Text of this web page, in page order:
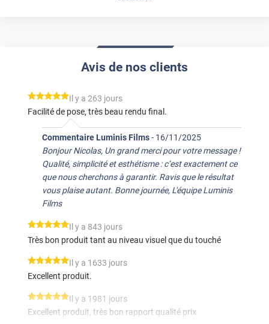
Avis de nos clients
*****
Il y a 263 jours
Facilité de pose, très beau rendu final.
Commentaire Luminis Films- 16/11/2025
Bonjour Nicolas, Un grand merci pour votre message !
Qualité, simplicité et esthétisme : c’est exactement ce
que nous cherchons à garantir. Ravis que le résultat
vous plaise autant. Bonne journée, L'équipe Luminis
Films
*****
Il y a 843 jours
Très bon produit tant au niveau visuel que du touché
*****
Il y a 1633 jours
Excellent produit.
*****
Il y a 1981 jours
Excellent produit, très bon rapport qualité prix